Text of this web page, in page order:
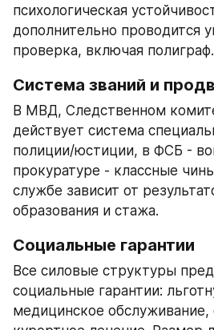
психологическая
дополнительно проводится
проверка, включая полиграф.
Система званий и
В МВД, Следственном
действует система
полиции/юстиции, в ФСБ -
прокуратуре - классные
службе зависит от
образования и стажа.
Социальные гарантии
Все силовые структуры
социальные гарантии:
медицинское обслуживание,